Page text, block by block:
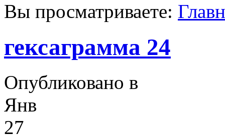
Вы просматриваете:
гексаграмма 24
Опубликовано в
Янв
27